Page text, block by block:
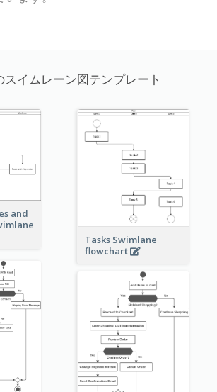
スイムレーン図テンプレート
and
Tasks Swimlane
flowchart